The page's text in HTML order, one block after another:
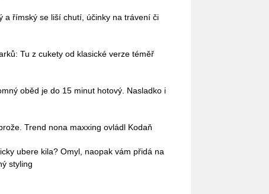
a římský se liší chutí, účinky na trávení či
Tu z cukety od klasické verze téměř
oběd je do 15 minut hotový. Nasladko i
Trend nona maxxing ovládl Kodaň
ubere kila? Omyl, naopak vám přidá na
styling